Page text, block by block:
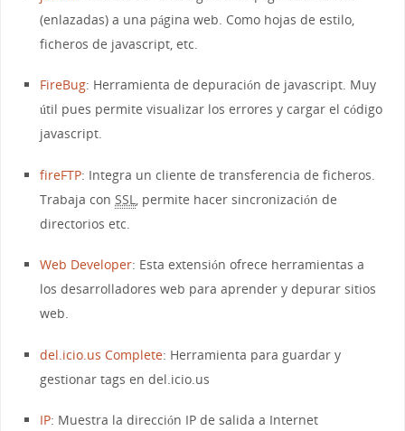
(enlazadas) a una página web. Como hojas de estilo,
ficheros de javascript, etc.
FireBug: Herramienta de depuración de javascript. Muy
útil pues permite visualizar los errores y cargar el código
javascript.
fireFTP: Integra un cliente de transferencia de ficheros.
Trabaja conSSL
, permite hacer sincronización de
directorios etc.
Web Developer: Esta extensión ofrece herramientas a
los desarrolladores web para aprender y depurar sitios
web.
del.icio.us Complete: Herramienta para guardar y
gestionar tags en del.icio.us
IP: Muestra la dirección IP de salida a Internet